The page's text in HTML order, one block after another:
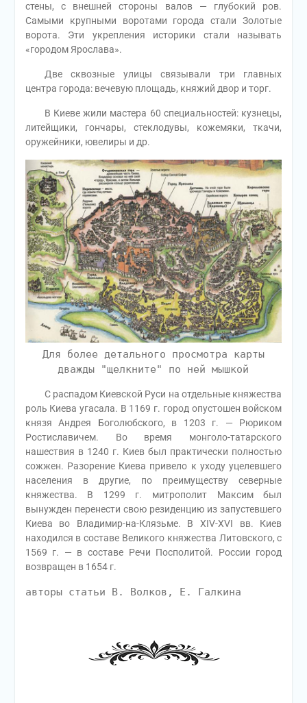
стены, с внешней стороны валов — глубокий ров.
Самыми крупными воротами города стали Золотые
ворота. Эти укрепления историки стали называть
«городом Ярослава».
Две сквозные улицы связывали три главных
центра города: вечевую площадь, княжий двор и торг.
В Киеве жили мастера 60 специальностей: кузнецы,
литейщики, гончары, стеклодувы, кожемяки, ткачи,
оружейники, ювелиры и др.
Для более детального просмотра карты
дважды "щелкните" по ней мышкой
С распадом Киевской Руси на отдельные княжества
роль Киева угасала. В 1169 г. город опустошен войском
князя Андрея Боголюбского, в 1203 г. — Рюриком
Ростиславичем. Во время монголо-татарского
нашествия в 1240 г. Киев был практически полностью
сожжен. Разорение Киева привело к уходу уцелевшего
населения в другие, по преимуществу северные
княжества. В 1299 г. митрополит Максим был
вынужден перенести свою резиденцию из запустевшего
Киева во Владимир-на-Клязьме. В XIV-XVI вв. Киев
находился в составе Великого княжества Литовского, с
1569 г. — в составе Речи Посполитой. России город
возвращен в 1654 г.
авторы статьи В. Волков, Е. Галкина